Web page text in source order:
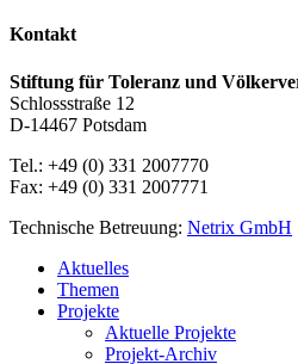
Kontakt
Stiftung für Toleranz und
Schlossstraße 12
D-14467 Potsdam
Tel.: +49 (0) 331 2007770
Fax: +49 (0) 331 2007771
Technische Betreuung: Netrix GmbH
Close
Menu
Aktuelles
Themen
Projekte
Aktuelle Projekte
Projekt-Archiv